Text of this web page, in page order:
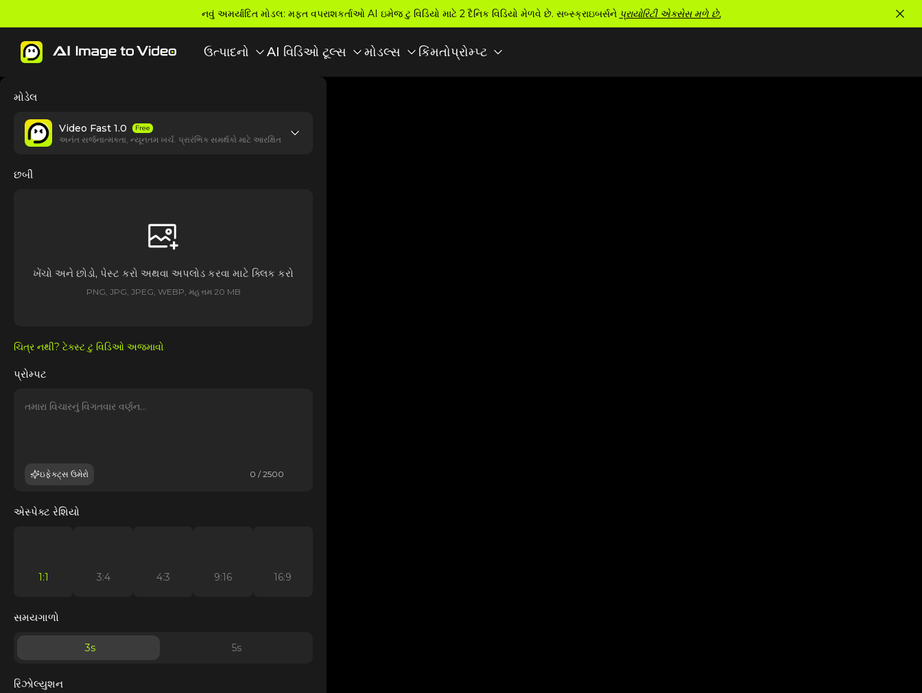
નવું અમર્યાદિત મોડલ: મફત વપરાશકર્તાઓ AI ઇમેજ ટુ વિડિયો માટે 2 દૈનિક વિડિયો મેળવે છે. સબ્સ્ક્રાઇબર્સને પ્રાયોરિટી એક્સેસ મળે છે.
ઉત્પાદનો AI વિડિઓ ટૂલ્સ મોડલ્સ કિંમતોપ્રોમ્પ્ટ
મોડેલ
Video Fast 1.0 Free
અનંત સર્જનાત્મકતા, ન્યૂનતમ ખર્ચ. પ્રારંભિક સમર્થકો માટે આરક્ષિત
છબી
ખેંચો અને છોડો, પેસ્ટ કરો અથવા અપલોડ કરવા માટે ક્લિક કરો
PNG, JPG, JPEG, WEBP, મહત્તમ 20 MB
ચિત્ર નથી? ટેક્સ્ટ ટુ વિડિઓ અજમાવો
પ્રોમ્પટ
ઇફેક્ટ્સ ઉમેરો 0 / 2500
એસ્પેક્ટ રેશિયો
1:1 3:4 4:3 9:16 16:9
સમયગાળો
3s 5s
રિઝોલ્યુશન